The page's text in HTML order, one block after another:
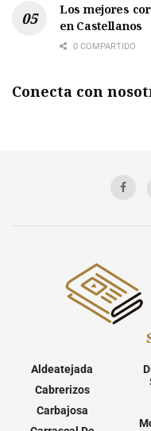
Los mejores
en Castellanos
0 COMPARTIDO
Conecta con
Aldeatejada
Cabrerizos
Carbajosa